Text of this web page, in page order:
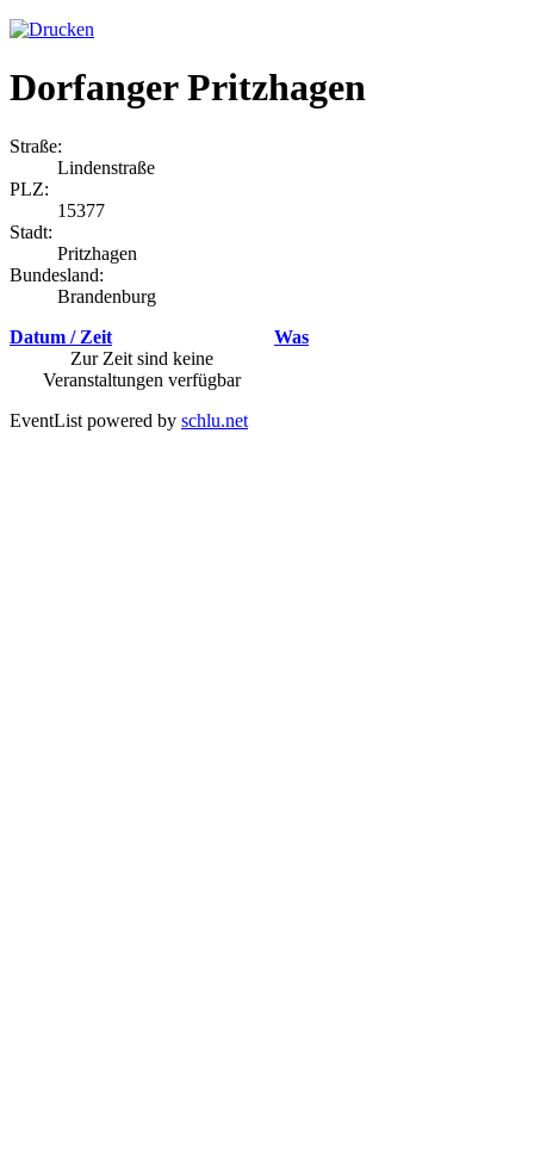
Dorfanger Pritzhagen
Straße:
Lindenstraße
PLZ:
15377
Stadt:
Pritzhagen
Bundesland:
Brandenburg
Datum / Zeit
Was
Zur Zeit sind keine
Veranstaltungen verfügbar
EventList powered by schlu.net